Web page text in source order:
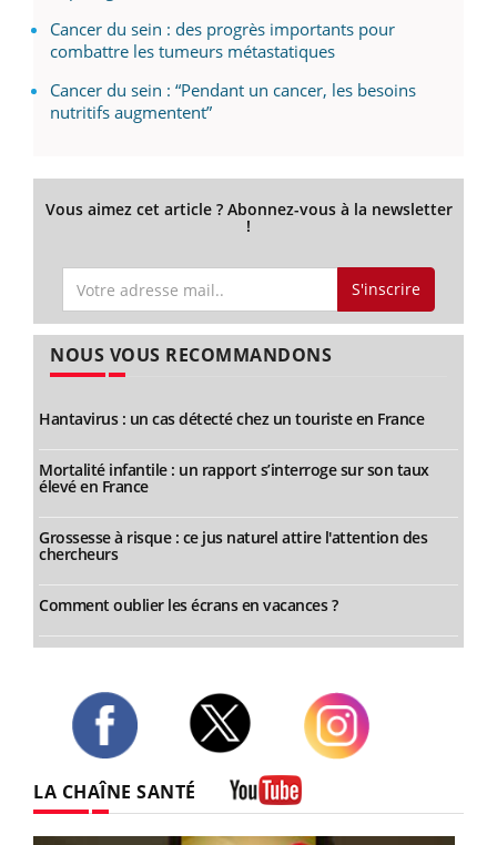
Cancer du sein : des progrès importants pour
combattre les tumeurs métastatiques
Cancer du sein : “Pendant un cancer, les besoins
nutritifs augmentent”
Vous aimez cet article ? Abonnez-vous à la newsletter
!
S'inscrire
NOUS VOUS RECOMMANDONS
Hantavirus : un cas détecté chez un touriste en France
Mortalité infantile : un rapport s’interroge sur son taux
élevé en France
Grossesse à risque : ce jus naturel attire l'attention des
chercheurs
Comment oublier les écrans en vacances ?
LA CHAÎNE SANTÉ